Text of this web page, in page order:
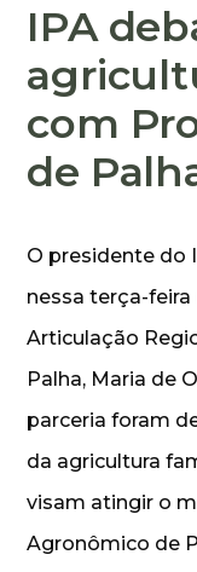
IPA
com
de
O presidente do
nessa terça-feira
Articulação
Palha, Maria de
parceria foram
da agricultura
visam atingir o
Agronômico de